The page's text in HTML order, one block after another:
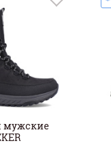
мужские